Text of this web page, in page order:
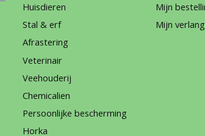
Huisdieren
Stal & erf
Afrastering
Veterinair
Veehouderij
Chemicalien
Persoonlijke bescherming
Horka
Mijn
Mijn